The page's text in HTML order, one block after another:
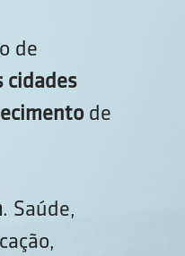
de
cidades
de
. Saúde,